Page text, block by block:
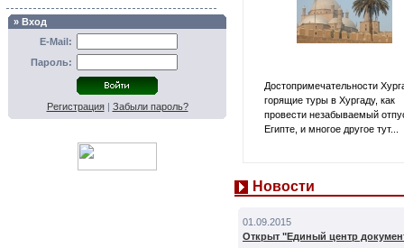
» Вход
E-Mail:
Пароль:
Регистрация| Забыли пароль?
Достопримечательности
горящие туры в Хургаду, как
провести незабываемый
Египте, и многое другое тут...
Новости
01.09.2015
Открыт "Единый центр